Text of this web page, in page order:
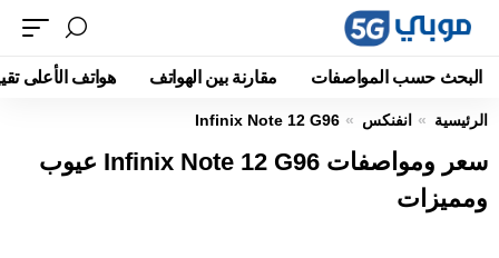
البحث حسب المواصفات مقارنة بين الهواتف هواتف الأعلى
الرئيسية انفنكس Infinix Note 12 G96
سعر ومواصفات Infinix Note 12 G96 عيوب
ومميزات